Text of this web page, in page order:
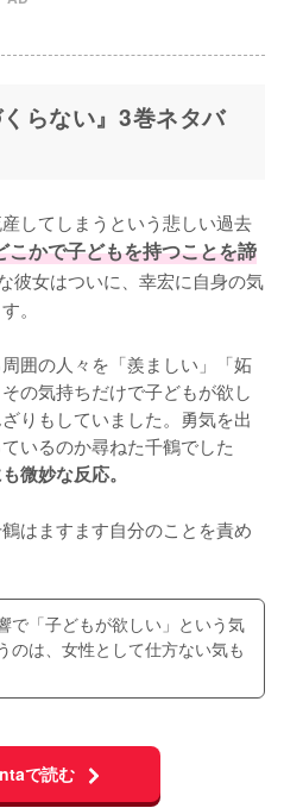
らない』3巻ネタバ
してしまうという悲しい過去
こかで子どもを持つことを諦
彼女はついに、幸宏に自身の気
。
囲の人々を「羨ましい」「妬
の気持ちだけで子どもが欲し
りもしていました。勇気を出
いるのか尋ねた千鶴でした
微妙な反応。
はますます自分のことを責め
で「子どもが欲しい」という気
のは、女性として仕方ない気も
で読む